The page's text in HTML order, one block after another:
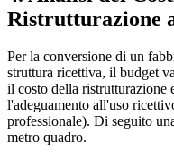
Ristrutturazione
Per la conversione di un
struttura ricettiva, il budget
il costo della ristrutturazione
l'adeguamento all'uso
professionale). Di seguito
metro quadro.